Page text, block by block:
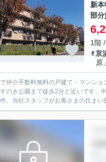
新
部分)
1階
京
原
仲介手数料無料の戸建て・マンシ
のき公園まで徒歩2分と近いです。
。当社スタッフがお客さまの住ま